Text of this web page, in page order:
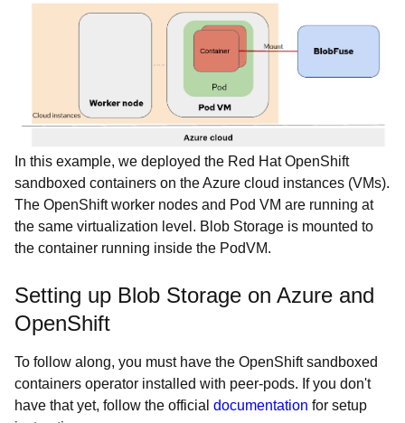
In this example, we deployed the Red Hat OpenShift
sandboxed containers on the Azure cloud instances (VMs).
The OpenShift worker nodes and Pod VM are running at
the same virtualization level. Blob Storage is mounted to
the container running inside the PodVM.
Setting up Blob Storage on Azure and
OpenShift
To follow along, you must have the OpenShift sandboxed
containers operator installed with peer-pods. If you don't
have that yet, follow the official documentation for setup